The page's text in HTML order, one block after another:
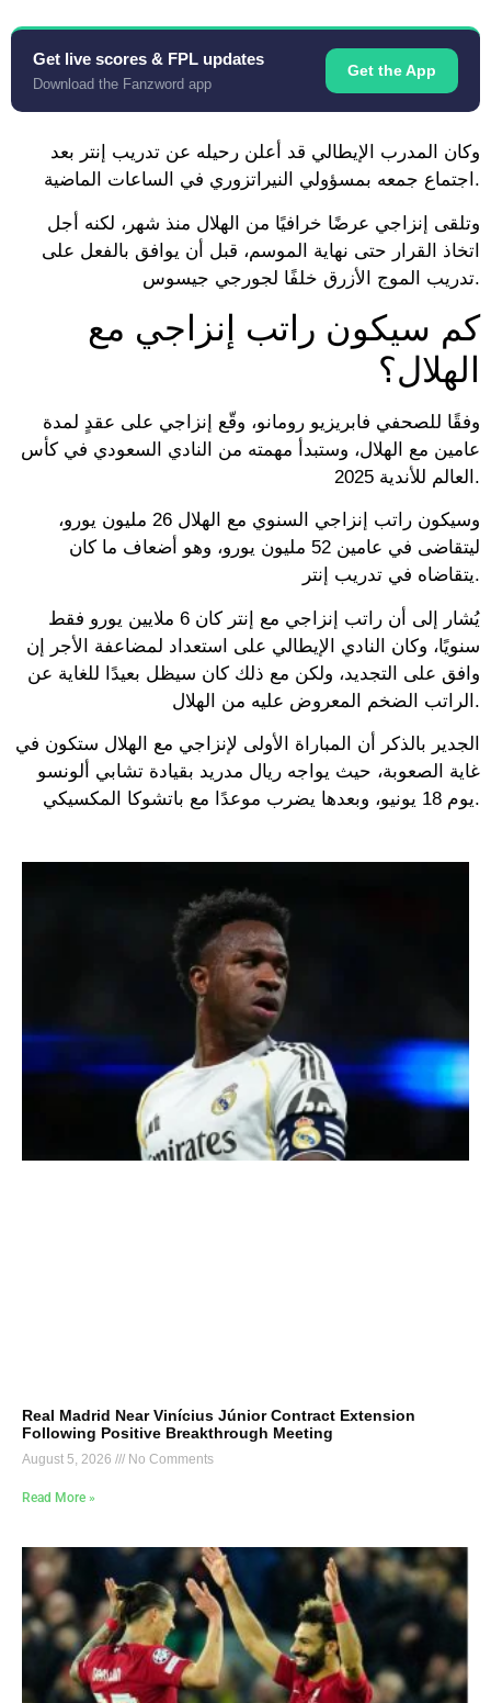
Get live scores & FPL updates
Download the Fanzword app
Get the App
وكان المدرب الإيطالي قد أعلن رحيله عن تدريب إنتر بعد
اجتماع جمعه بمسؤولي النيراتزوري في الساعات الماضية.
وتلقى إنزاجي عرضًا خرافيًا من الهلال منذ شهر، لكنه أجل
اتخاذ القرار حتى نهاية الموسم، قبل أن يوافق بالفعل على
تدريب الموج الأزرق خلفًا لجورجي جيسوس.
كم سيكون راتب إنزاجي مع
الهلال؟
وفقًا للصحفي فابريزيو رومانو، وقّع إنزاجي على عقدٍ لمدة
عامين مع الهلال، وستبدأ مهمته من النادي السعودي في كأس
العالم للأندية 2025.
وسيكون راتب إنزاجي السنوي مع الهلال 26 مليون يورو،
ليتقاضى في عامين 52 مليون يورو، وهو أضعاف ما كان
يتقاضاه في تدريب إنتر.
يُشار إلى أن راتب إنزاجي مع إنتر كان 6 ملايين يورو فقط
سنويًا، وكان النادي الإيطالي على استعداد لمضاعفة الأجر إن
وافق على التجديد، ولكن مع ذلك كان سيظل بعيدًا للغاية عن
الراتب الضخم المعروض عليه من الهلال.
الجدير بالذكر أن المباراة الأولى لإنزاجي مع الهلال ستكون في
غاية الصعوبة، حيث يواجه ريال مدريد بقيادة تشابي ألونسو
يوم 18 يونيو، وبعدها يضرب موعدًا مع باتشوكا المكسيكي.
Real Madrid Near Vinícius Júnior Contract Extension
Following Positive Breakthrough Meeting
August 5, 2026 No Comments
Read More »